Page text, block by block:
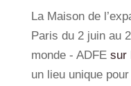
La Maison de
Paris du 2 juin au
monde - ADFEsur
un lieu unique